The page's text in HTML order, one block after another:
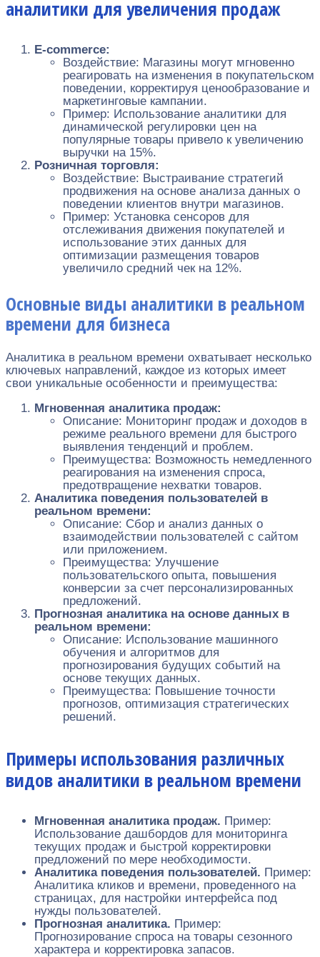
аналитики для увеличения продаж
E-commerce:
Воздействие: Магазины могут мгновенно
реагировать на изменения в покупательском
поведении, корректируя ценообразование и
маркетинговые кампании.
Пример: Использование аналитики для
динамической регулировки цен на
популярные товары привело к увеличению
выручки на 15%.
Розничная торговля:
Воздействие: Выстраивание стратегий
продвижения на основе анализа данных о
поведении клиентов внутри магазинов.
Пример: Установка сенсоров для
отслеживания движения покупателей и
использование этих данных для
оптимизации размещения товаров
увеличило средний чек на 12%.
Основные виды аналитики в реальном
времени для бизнеса
Аналитика в реальном времени охватывает несколько
ключевых направлений, каждое из которых имеет
свои уникальные особенности и преимущества:
Мгновенная аналитика продаж:
Описание: Мониторинг продаж и доходов в
режиме реального времени для быстрого
выявления тенденций и проблем.
Преимущества: Возможность немедленного
реагирования на изменения спроса,
предотвращение нехватки товаров.
Аналитика поведения пользователей в
реальном времени:
Описание: Сбор и анализ данных о
взаимодействии пользователей с сайтом
или приложением.
Преимущества: Улучшение
пользовательского опыта, повышения
конверсии за счет персонализированных
предложений.
Прогнозная аналитика на основе данных в
реальном времени:
Описание: Использование машинного
обучения и алгоритмов для
прогнозирования будущих событий на
основе текущих данных.
Преимущества: Повышение точности
прогнозов, оптимизация стратегических
решений.
Примеры использования различных
видов аналитики в реальном времени
Мгновенная аналитика продаж. Пример:
Использование дашбордов для мониторинга
текущих продаж и быстрой корректировки
предложений по мере необходимости.
Аналитика поведения пользователей. Пример:
Аналитика кликов и времени, проведенного на
страницах, для настройки интерфейса под
нужды пользователей.
Прогнозная аналитика. Пример:
Прогнозирование спроса на товары сезонного
характера и корректировка запасов.